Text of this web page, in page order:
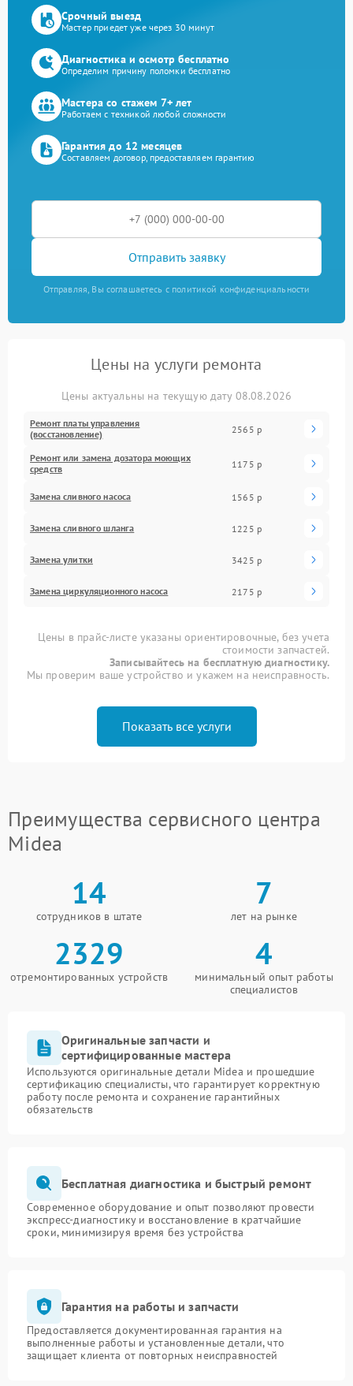
Срочный выезд
Мастер приедет уже через 30 минут
Диагностика и осмотр бесплатно
Определим причину поломки бесплатно
Мастера со стажем 7+ лет
Работаем с техникой любой сложности
Гарантия до 12 месяцев
Составляем договор, предоставляем гарантию
Отправить заявку
Отправляя, Вы соглашаетесь с политикой конфиденциальности
Цены на услуги ремонта
Цены актуальны на текущую дату 08.08.2026
Ремонт платы управления
(восстановление)
2565 р
Ремонт или замена дозатора моющих
средств
1175 р
Замена сливного насоса 1565 р
Замена сливного шланга 1225 р
Замена улитки 3425 р
Замена циркуляционного насоса 2175 р
Цены в прайс-листе указаны ориентировочные, без учета
стоимости запчастей.
Записывайтесь на бесплатную диагностику.
Мы проверим ваше устройство и укажем на неисправность.
Показать все услуги
Преимущества сервисного центра
Midea
14
сотрудников в штате
7
лет на рынке
2329
отремонтированных устройств
4
минимальный опыт работы
специалистов
Оригинальные запчасти и
сертифицированные мастера
Используются оригинальные детали Midea и прошедшие
сертификацию специалисты, что гарантирует корректную
работу после ремонта и сохранение гарантийных
обязательств
Бесплатная диагностика и быстрый ремонт
Современное оборудование и опыт позволяют провести
экспресс-диагностику и восстановление в кратчайшие
сроки, минимизируя время без устройства
Гарантия на работы и запчасти
Предоставляется документированная гарантия на
выполненные работы и установленные детали, что
защищает клиента от повторных неисправностей